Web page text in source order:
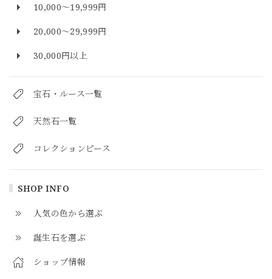
10,000～19,999円
20,000～29,999円
30,000円以上
宝石・ルース一覧
天然石一覧
コレクションピース
SHOP INFO
人気の色から選ぶ
誕生石を選ぶ
ショップ情報